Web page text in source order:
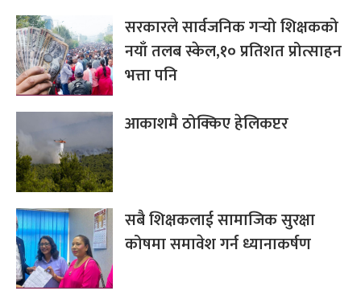
सरकारले सार्वजनिक गर्‍यो शिक्षकको
नयाँ तलब स्केल,१० प्रतिशत प्रोत्साहन
भत्ता पनि
आकाशमै ठोक्किए हेलिकप्टर
सबै शिक्षकलाई सामाजिक सुरक्षा
कोषमा समावेश गर्न ध्यानाकर्षण